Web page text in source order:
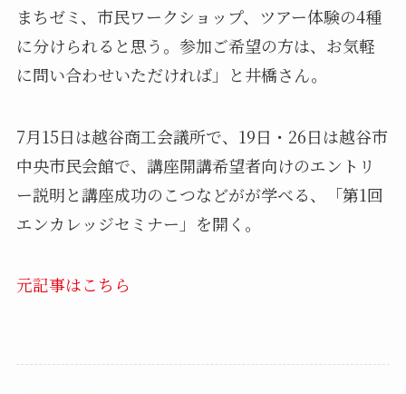
まちゼミ、市民ワークショップ、ツアー体験の4種
に分けられると思う。参加ご希望の方は、お気軽
に問い合わせいただければ」と井橋さん。
7月15日は越谷商工会議所で、19日・26日は越谷市
中央市民会館で、講座開講希望者向けのエントリ
ー説明と講座成功のこつなどがが学べる、「第1回
エンカレッジセミナー」を開く。
元記事はこちら